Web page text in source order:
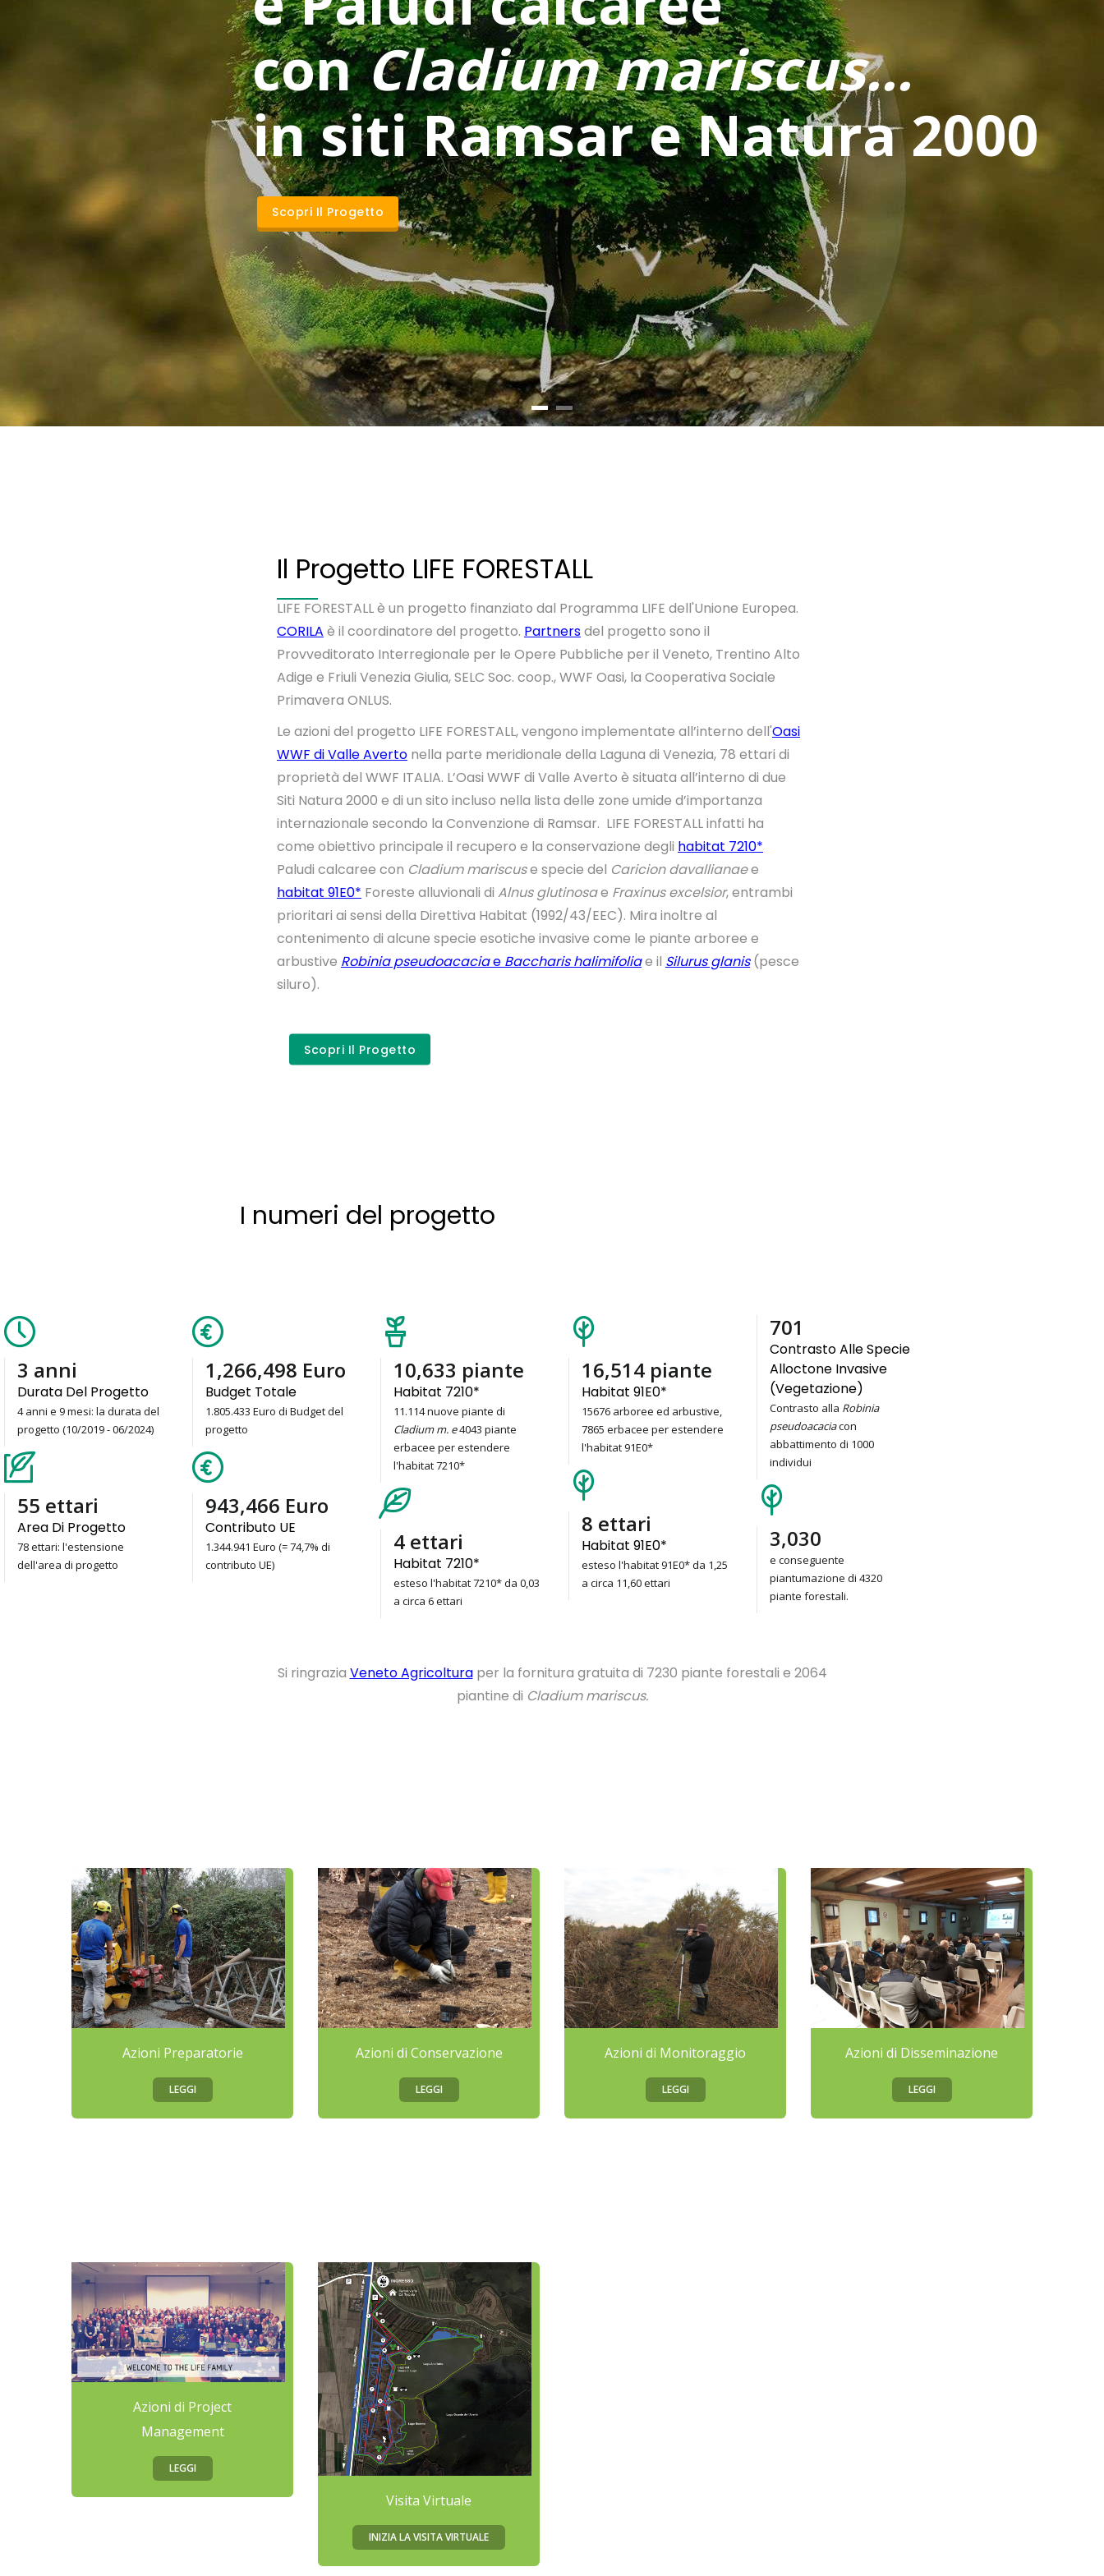
conCladium mariscus...
in siti Ramsar e Natura 2000
Scopri Il Progetto
Il Progetto LIFE FORESTALL
LIFE FORESTALL è un progetto finanziato dal Programma LIFE dell'Unione Europea.
CORILA è il coordinatore del progetto. Partnersdel progetto sono il
Provveditorato Interregionale per le Opere Pubbliche per il Veneto, Trentino Alto
Adige e Friuli Venezia Giulia, SELC Soc. coop., WWF Oasi, la Cooperativa Sociale
Primavera ONLUS.
Le azioni del progetto LIFE FORESTALL, vengono implementate all’interno dell'Oasi
WWF di Valle Averto nella parte meridionale della Laguna di Venezia, 78 ettari di
proprietà del WWF ITALIA. L’Oasi WWF di Valle Averto è situata all’interno di due
Siti Natura 2000 e di un sito incluso nella lista delle zone umide d’importanza
internazionale secondo la Convenzione di Ramsar. LIFE FORESTALL infatti ha
come obiettivo principale il recupero e la conservazione degli habitat 7210*
Paludi calcaree con Cladium mariscuse specie del Caricion davallianaee
habitat 91E0* Foreste alluvionali di Alnus glutinosae Fraxinus excelsior, entrambi
prioritari ai sensi della Direttiva Habitat (1992/43/EEC). Mira inoltre al
contenimento di alcune specie esotiche invasive come le piante arboree e
arbustive Robinia pseudoacaciae Baccharis halimifoliae il Silurus glanis(pesce
siluro).
Scopri Il Progetto
I numeri del progetto
4 anni
Durata Del Progetto
4 anni e 9 mesi: la durata del
progetto (10/2019 - 06/2024)
78 ettari
Area Di Progetto
78 ettari: l'estensione
dell'area di progetto
1,805,433 Euro
Budget Totale
1.805.433 Euro di Budget del
progetto
1,344,941Euro
Contributo UE
1.344.941 Euro (= 74,7% di
contributo UE)
15,157 piante
Habitat 7210*
11.114 nuove piante di
Cladium m. e4043 piante
erbacee per estendere
l'habitat 7210*
6 ettari
Habitat 7210*
esteso l'habitat 7210* da 0,03
a circa 6 ettari
23,541 piante
Habitat 91E0*
15676 arboree ed arbustive,
7865 erbacee per estendere
l'habitat 91E0*
11ettari
Habitat 91E0*
esteso l'habitat 91E0* da 1,25
a circa 11,60 ettari
1,000
Contrasto Alle Specie
Alloctone Invasive
(vegetazione)
Contrasto alla Robinia
pseudoacaciacon
abbattimento di 1000
individui
4,320
e conseguente
piantumazione di 4320
piante forestali.
Si ringrazia Veneto Agricolturaper la fornitura gratuita di 7230 piante forestali e 2064
piantine di Cladium mariscus.
Azioni Preparatorie
LEGGI
Azioni di Conservazione
LEGGI
Azioni di Monitoraggio
LEGGI
Azioni di Disseminazione
LEGGI
Azioni di Project
Management
LEGGI
Visita Virtuale
INIZIA LA VISITA VIRTUALE